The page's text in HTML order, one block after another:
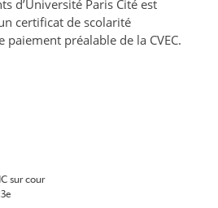
d’Université Paris Cité est
certificat de scolarité
paiement préalable de la CVEC.
sur cour